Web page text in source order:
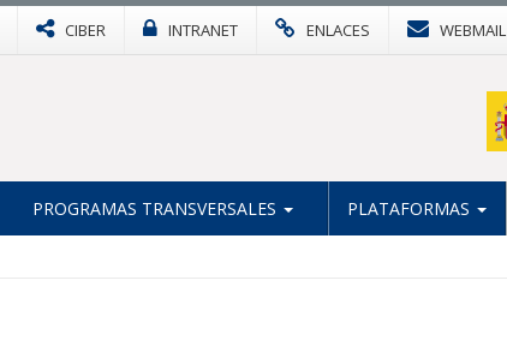
CIBER INTRANET ENLACES WEBMAIL
PROGRAMAS TRANSVERSALES PLATAFORMAS